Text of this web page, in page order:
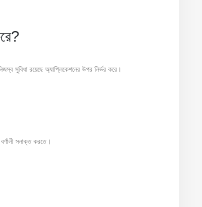
সুবিধা রয়েছে অ্যাপ্লিকেশনের উপর নির্ভর করে।
সনাক্ত করতে।